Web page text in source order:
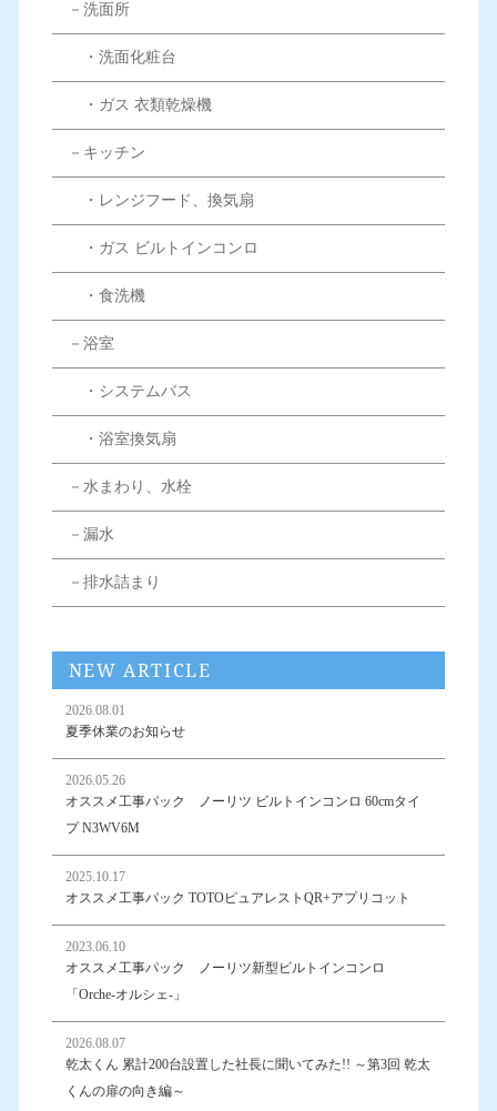
－洗面所
・洗面化粧台
・ガス 衣類乾燥機
－キッチン
・レンジフード、換気扇
・ガス ビルトインコンロ
・食洗機
－浴室
・システムバス
・浴室換気扇
－水まわり、水栓
－漏水
－排水詰まり
NEW ARTICLE
2026.08.01
夏季休業のお知らせ
2026.05.26
オススメ工事パック ノーリツ ビルトインコンロ 60cmタイ
プ N3WV6M
2025.10.17
オススメ工事パック TOTOピュアレストQR+アプリコット
2023.06.10
オススメ工事パック ノーリツ新型ビルトインコンロ
「Orche-オルシェ-」
2026.08.07
乾太くん 累計200台設置した社長に聞いてみた!! ～第3回 乾太
くんの扉の向き編～